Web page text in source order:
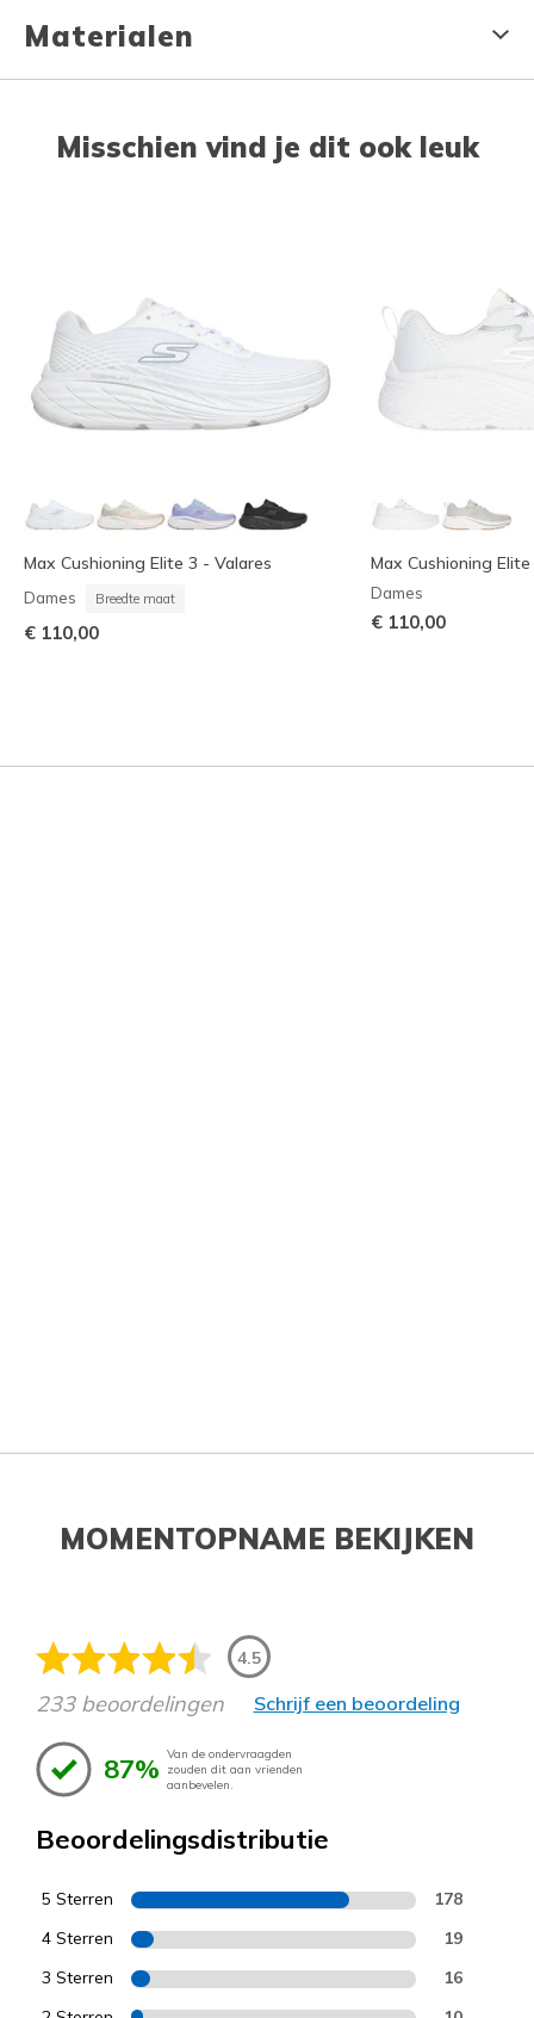
Materialen
Misschien vind je dit ook leuk
Max Cushioning Elite 3 - Valares
Dames Breedte maat
€ 110,00
Max Cushioning
Dames
€ 110,00
MOMENTOPNAME BEKIJKEN
4.5
233 beoordelingen Schrijf een beoordeling
87% Van de ondervraagden
zouden dit aan vrienden
aanbevelen.
Beoordelingsdistributie
5 Sterren 178
4 Sterren 19
3 Sterren 16